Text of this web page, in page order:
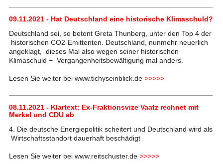
09.11.2021 - Hat Deutschland eine historische Klimaschuld?
Deutschland sei, so betont Greta Thunberg, unter den Top 4 der
historischen CO2-Emittenten. Deutschland, nunmehr neuerlich
angeklagt, dieses Mal also wegen seiner historischen
Klimaschuld − Vergangenheitsbewältigung mal anders.
Lesen Sie weiter bei www.tichyseinblick.de >>>>>
08.11.2021 - Klartext: Ex-Fraktionsvize Vaatz rechnet mit
Merkel und CDU ab
4. Die deutsche Energiepolitik scheitert und Deutschland wird als
Wirtschaftsstandort dauerhaft beschädigt
Lesen Sie weiter bei www.reitschuster.de >>>>>